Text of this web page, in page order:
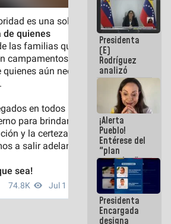
escribir
hazlo hoy
por que no
sabemos si
la semana
que viene
hay
programa
Presidenta
(E)
Rodríguez
analizó
junto a
gobernadores
planes de
recuperación
del Sistema
Eléctrico
Nacional
¡Alerta
Pueblo!
Entérese del
"plan
enjambre"
de La Sayo
para
sabotear el
diálogo y
promover el
Presidenta
Encargada
designa